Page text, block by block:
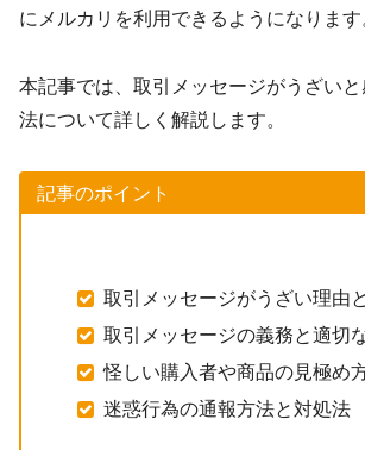
にメルカリを利用できるようになります
本記事では、取引メッセージがうざい
法について詳しく解説します。
記事のポイント
取引メッセージがうざい理由
取引メッセージの義務と適切
怪しい購入者や商品の見極め
迷惑行為の通報方法と対処法